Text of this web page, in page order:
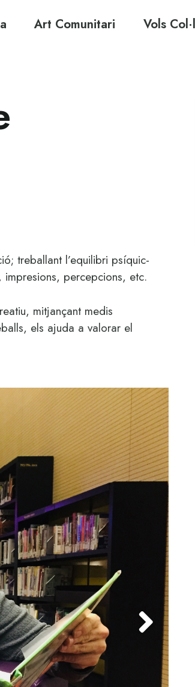
Art Comunitari Vols
treballant l’equilibri psíquic-
percepcions, etc.
mitjançant medis
els ajuda a valorar el